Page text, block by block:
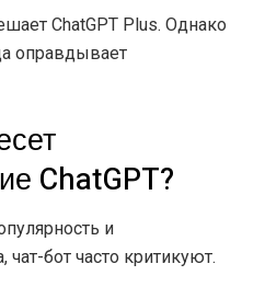
ChatGPT Plus. Однако
оправдывает
ChatGPT?
и
чат-бот часто критикуют.